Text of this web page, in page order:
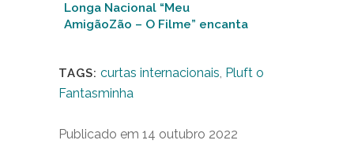
Longa Nacional “Meu
AmigãoZão – O Filme” encanta
TAGS: curtas internacionais, Pluft o
Fantasminha
Publicado em 14 outubro 2022